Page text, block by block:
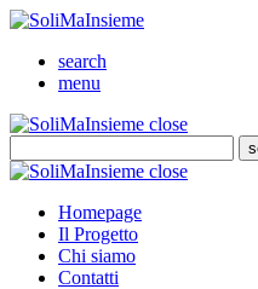
SoliMaInsieme
search
menu
SoliMaInsieme
closeClose
SoliMaInsieme
closeClose
Homepage
Il Progetto
Chi siamo
Contatti